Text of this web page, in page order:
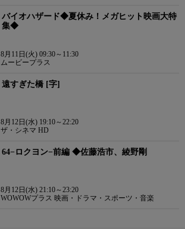
バイオハザード◆夏休み！メガヒット映画大特
集◆
8月11日(火) 09:30～11:30
ムービープラス
遠すぎた橋 [字]
8月12日(水) 19:10～22:20
ザ・シネマ HD
64−ロクヨン−前編 ◆佐藤浩市、綾野剛
8月12日(水) 21:10～23:20
WOWOWプラス 映画・ドラマ・スポーツ・音楽